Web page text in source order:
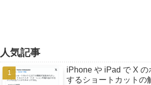
人気記事
iPhone や iPad で X
するショートカットの